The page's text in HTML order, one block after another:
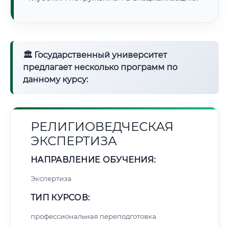
🏛 Государственный университет
предлагает несколько программ по
данному курсу:
РЕЛИГИОВЕДЧЕСКАЯ
ЭКСПЕРТИЗА
НАПРАВЛЕНИЕ ОБУЧЕНИЯ:
Экспертиза
ТИП КУРСОВ:
профессиональная переподготовка